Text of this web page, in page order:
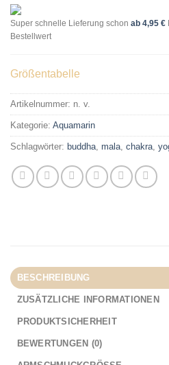
Super schnelle Lieferung schon ab 4,95 €
Bestellwert
Größentabelle
Artikelnummer: n. v.
Kategorie: Aquamarin
Schlagwörter: buddha mala chakra
BESCHREIBUNG
ZUSÄTZLICHE INFORMATIONEN
PRODUKTSICHERHEIT
BEWERTUNGEN (0)